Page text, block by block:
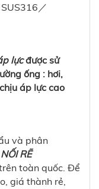
／
lựcđược sử
ống : hơi,
áp lực cao
và phân
RẼ
toàn quốc. Để
giá thành rẻ,